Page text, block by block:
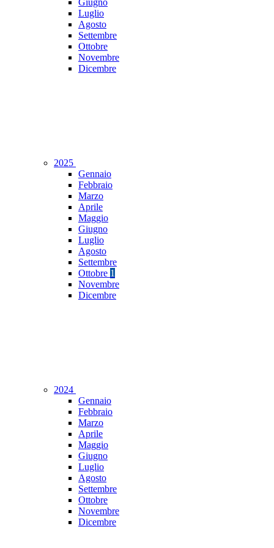
Giugno
Luglio
Agosto
Settembre
Ottobre
Novembre
Dicembre
2025
Gennaio
Febbraio
Marzo
Aprile
Maggio
Giugno
Luglio
Agosto
Settembre
Ottobre 1
Novembre
Dicembre
2024
Gennaio
Febbraio
Marzo
Aprile
Maggio
Giugno
Luglio
Agosto
Settembre
Ottobre
Novembre
Dicembre